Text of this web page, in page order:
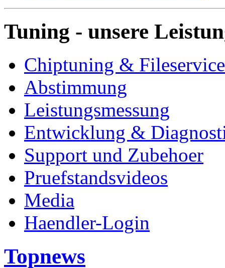
Tuning - unsere
Chiptuning & Fileservice
Abstimmung
Leistungsmessung
Entwicklung &
Support und Zubehoer
Pruefstandsvideos
Media
Haendler-Login
Topnews